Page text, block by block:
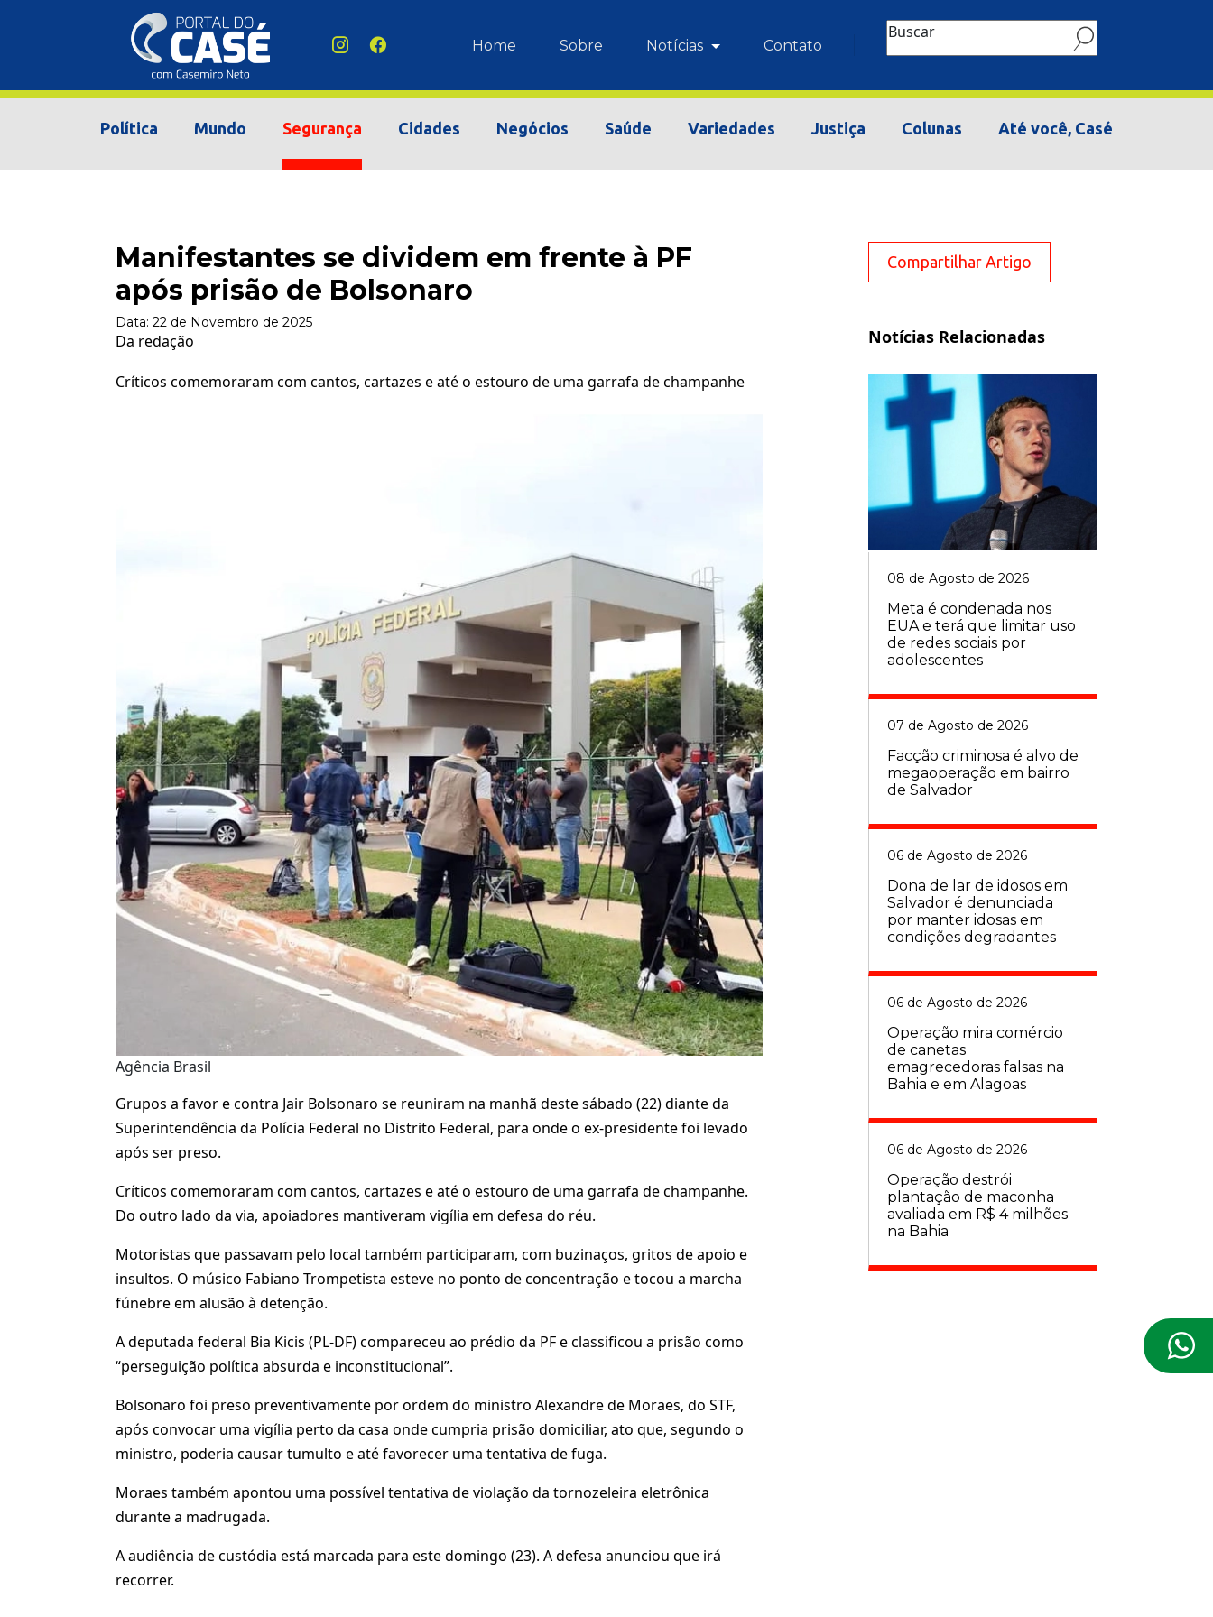
Home Sobre Notícias Contato
Buscar
Política Mundo Segurança Cidades Negócios Saúde Variedades Justiça Colunas Até você, Casé
Manifestantes se dividem em frente à PF
após prisão de Bolsonaro
Data: 22 de Novembro de 2025
Da redação
Críticos comemoraram com cantos, cartazes e até o estouro de uma garrafa de champanhe
Agência Brasil
Grupos a favor e contra Jair Bolsonaro se reuniram na manhã deste sábado (22) diante da
Superintendência da Polícia Federal no Distrito Federal, para onde o ex-presidente foi levado
após ser preso.
Críticos comemoraram com cantos, cartazes e até o estouro de uma garrafa de champanhe.
Do outro lado da via, apoiadores mantiveram vigília em defesa do réu.
Motoristas que passavam pelo local também participaram, com buzinaços, gritos de apoio e
insultos. O músico Fabiano Trompetista esteve no ponto de concentração e tocou a marcha
fúnebre em alusão à detenção.
A deputada federal Bia Kicis (PL-DF) compareceu ao prédio da PF e classificou a prisão como
“perseguição política absurda e inconstitucional”.
Bolsonaro foi preso preventivamente por ordem do ministro Alexandre de Moraes, do STF,
após convocar uma vigília perto da casa onde cumpria prisão domiciliar, ato que, segundo o
ministro, poderia causar tumulto e até favorecer uma tentativa de fuga.
Moraes também apontou uma possível tentativa de violação da tornozeleira eletrônica
durante a madrugada.
A audiência de custódia está marcada para este domingo (23). A defesa anunciou que irá
recorrer.
Compartilhar Artigo
Notícias Relacionadas
08 de Agosto de 2026
Meta é condenada nos
EUA e terá que limitar uso
de redes sociais por
adolescentes
07 de Agosto de 2026
Facção criminosa é alvo de
megaoperação em bairro
de Salvador
06 de Agosto de 2026
Dona de lar de idosos em
Salvador é denunciada
por manter idosas em
condições degradantes
06 de Agosto de 2026
Operação mira comércio
de canetas
emagrecedoras falsas na
Bahia e em Alagoas
06 de Agosto de 2026
Operação destrói
plantação de maconha
avaliada em R$ 4 milhões
na Bahia